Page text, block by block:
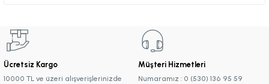
Ücretsiz Kargo
10000 TL ve üzeri alışverişlerinizde
Müşteri Hizmetleri
Numaramız : 0 (530) 136 95 59